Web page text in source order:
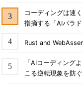
コーディングは速
指摘する「AIパラ
Rust and
「AIコーディング
こる逆転現象を防